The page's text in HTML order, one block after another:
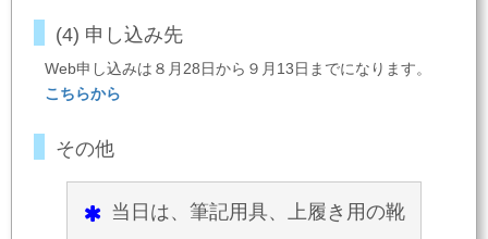
(4) 申し込み先
Web申し込みは８月28日から９月13日までになります。
こちらから
その他
当日は、筆記用具、上履き用の靴